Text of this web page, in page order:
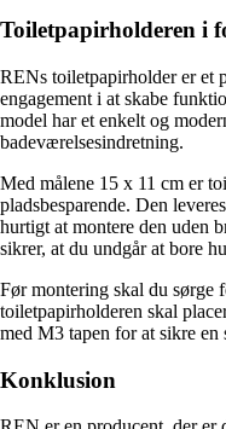
Toiletpapirholderen i
RENs toiletpapirholder er et
engagement i at skabe
model har et enkelt og
badeværelsesindretning.
Med målene 15 x 11 cm er
pladsbesparende. Den
hurtigt at montere den uden
sikrer, at du undgår at bore
Før montering skal du sørge
toiletpapirholderen skal
med M3 tapen for at sikre
Konklusion